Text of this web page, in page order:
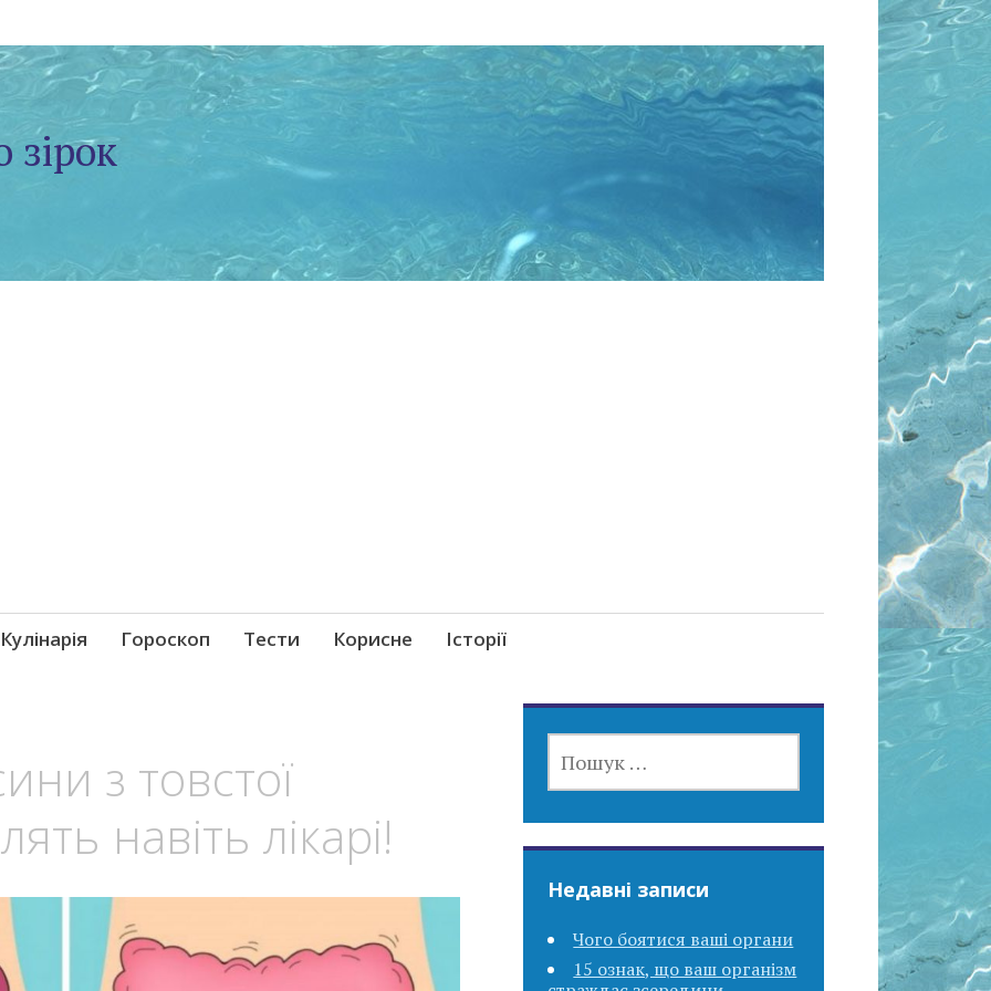
зірок
Кулінарія Гороскоп Тести Корисне Історії
з товстої
навіть лікарі!
Недавні записи
Чого боятися ваші органи
15 ознак, що ваш організм